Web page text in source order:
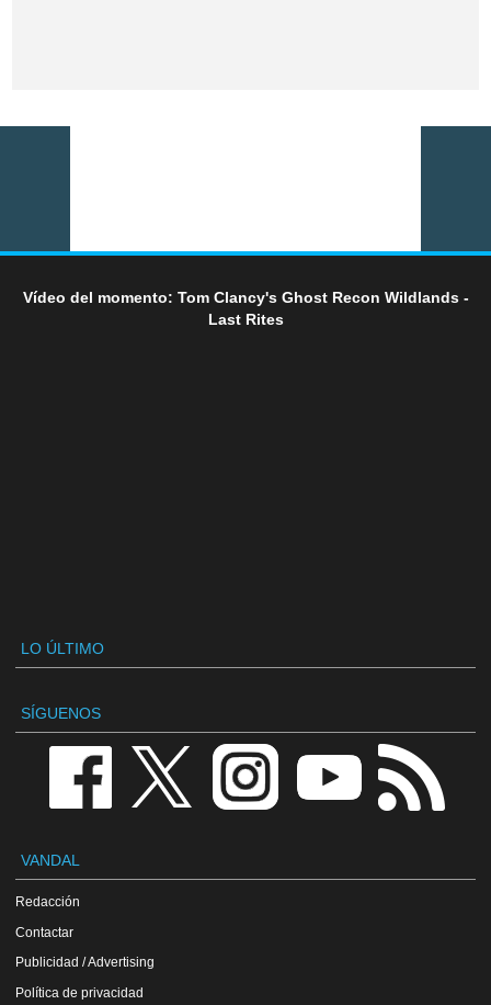
Vídeo del momento: Tom Clancy's Ghost Recon Wildlands -
Last Rites
LO ÚLTIMO
SÍGUENOS
VANDAL
Redacción
Contactar
Publicidad / Advertising
Política de privacidad